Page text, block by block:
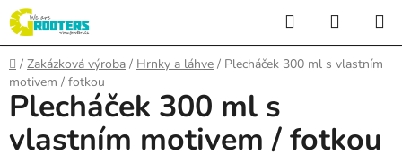
Přejít
na
obsah
Hledat
KOŠÍK
Domů
/ Zakázková výroba / Hrnky a láhve / Plecháček 300 ml s vlastním
motivem / fotkou
Plecháček 300 ml s
vlastním motivem / fotkou